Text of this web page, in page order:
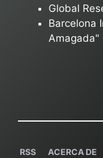
Global
Barcelona
Amagada"
RSS ACERCA DE